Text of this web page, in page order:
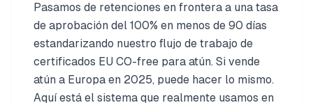
Pasamos de retenciones en frontera a una tasa
de aprobación del 100% en menos de 90 días
estandarizando nuestro flujo de trabajo de
certificados EU CO-free para atún. Si vende
atún a Europa en 2025, puede hacer lo mismo.
Aquí está el sistema que realmente usamos en